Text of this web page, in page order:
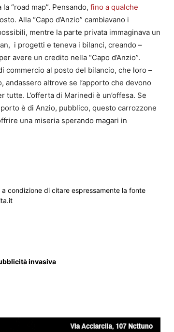
“road map”. Pensando, fino a qualche
Alla “Capo d’Anzio” cambiavano i
mentre la parte privata immaginava un
i progetti e teneva i bilanci, creando –
avere un credito nella “Capo d’Anzio”.
commercio al posto del bilancio, che loro –
andassero altrove se l’apporto che devono
L’offerta di Marinedi è un’offesa. Se
è di Anzio, pubblico, questo carrozzone
una miseria sperando magari in
condizione di citare espressamente la fonte
invasiva